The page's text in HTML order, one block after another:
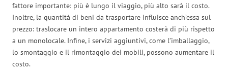
fattore importante: più è lungo il viaggio, più alto sarà il costo.
Inoltre, la quantità di beni da trasportare influisce anch’essa sul
prezzo: traslocare un intero appartamento costerà di più rispetto
a un monolocale. Infine, i servizi aggiuntivi, come l’imballaggio,
lo smontaggio e il rimontaggio dei mobili, possono aumentare il
costo.